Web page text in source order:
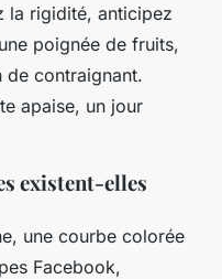
la rigidité, anticipez
poignée de fruits,
de contraignant.
apaise, un jour
existent-elles
une courbe colorée
Facebook,